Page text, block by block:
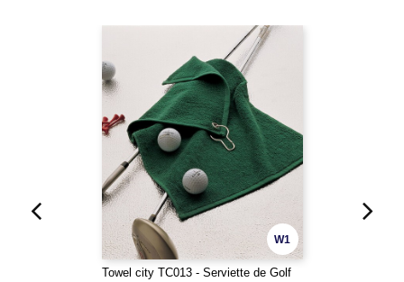
W1
Towel city TC013 - Serviette de Golf